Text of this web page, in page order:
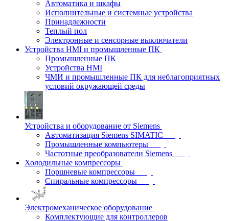
Автоматика и шкафы
Исполнительные и системные устройства
Принадлежности
Теплый пол
Электронные и сенсорные выключатели
Устройства HMI и промышленные ПК
Промышленные ПК
Устройства HMI
ЧМИ и промышленные ПК для неблагоприятных
условий окружающей среды
Устройства и оборудование от Siemens
Автоматизация Siemens SIMATIC
Промышленные компьютеры
Частотные преобразователи Siemens
Холодильные компрессоры
Поршневые компрессоры
Спиральные компрессоры
Электромеханическое оборудование
Комплектующие для контроллеров